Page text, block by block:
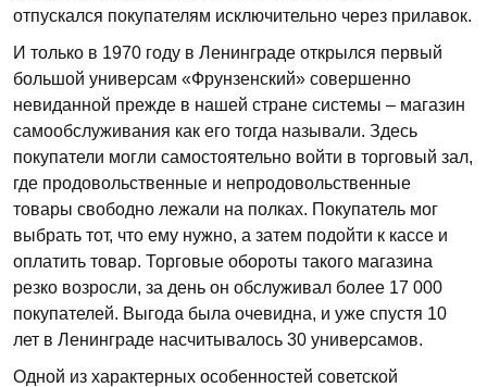
отпускался покупателям исключительно через прилавок.
И только в 1970 году в Ленинграде открылся первый
большой универсам «Фрунзенский» совершенно
невиданной прежде в нашей стране системы – магазин
самообслуживания как его тогда называли. Здесь
покупатели могли самостоятельно войти в торговый зал,
где продовольственные и непродовольственные
товары свободно лежали на полках. Покупатель мог
выбрать тот, что ему нужно, а затем подойти к кассе и
оплатить товар. Торговые обороты такого магазина
резко возросли, за день он обслуживал более 17 000
покупателей. Выгода была очевидна, и уже спустя 10
лет в Ленинграде насчитывалось 30 универсамов.
Одной из характерных особенностей советской